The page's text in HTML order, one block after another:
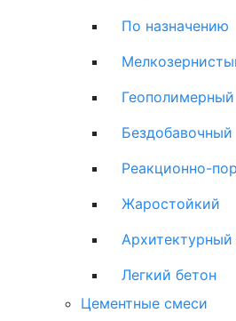
По назначению
Геополимерный
Бездобавочный
Реакционно-
Жаростойкий
Архитектурный
Легкий бетон
Цементные смеси